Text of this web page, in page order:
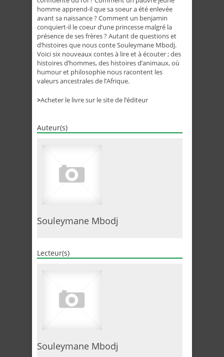
homme apprend-il que sa soeur a été enlevée
avant sa naissance ? Comment un benjamin
conquiert-il le coeur d’une princesse malgré la
présence de ses frères ? Autant de questions et
d’histoires que nous conte Souleymane Mbodj.
Voici six nouveaux contes à lire et à écouter ; des
histoires d’hommes, des histoires d’animaux, où
humour et philosophie nous racontent les
valeurs ancestrales de l’Afrique.
>Acheter le livre sur le site de l’éditeur
Auteur(s)
Souleymane Mbodj
Lecteur(s)
Souleymane Mbodj